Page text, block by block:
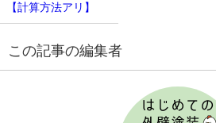
【計算方法アリ】
この記事の編集者